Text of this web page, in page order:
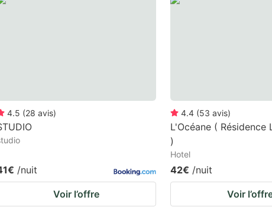
4.5 (28 avis)
/nuit
Voir l’offre
4.4 (53 avis)
L'Océane ( Résidence
)
Hotel
42€ /nuit
Voir